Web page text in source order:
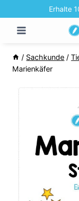
Inhalt
springen
Erhalte
/ Sachkunde /
Marienkäfer